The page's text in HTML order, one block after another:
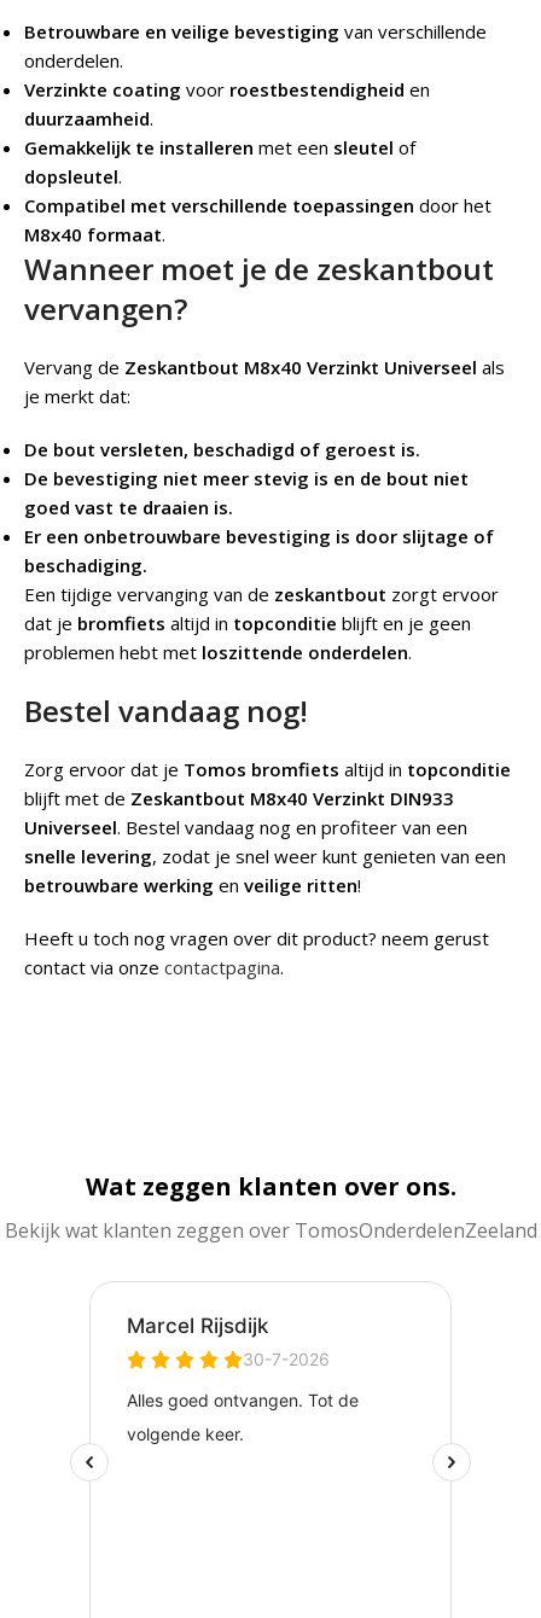
Betrouwbare en veilige bevestiging van verschillende
onderdelen.
Verzinkte coating voor roestbestendigheid en
duurzaamheid.
Gemakkelijk te installeren met een sleutel of
dopsleutel.
Compatibel met verschillende toepassingen door het
M8x40 formaat.
Wanneer moet je de zeskantbout
vervangen?
Vervang de Zeskantbout M8x40 Verzinkt Universeel als
je merkt dat:
De bout versleten, beschadigd of geroest is.
De bevestiging niet meer stevig is en de bout niet
goed vast te draaien is.
Er een onbetrouwbare bevestiging is door slijtage of
beschadiging.
Een tijdige vervanging van de zeskantbout zorgt ervoor
dat je bromfiets altijd in topconditie blijft en je geen
problemen hebt met loszittende onderdelen.
Bestel vandaag nog!
Zorg ervoor dat je Tomos bromfiets altijd in topconditie
blijft met de Zeskantbout M8x40 Verzinkt DIN933
Universeel. Bestel vandaag nog en profiteer van een
snelle levering, zodat je snel weer kunt genieten van een
betrouwbare werking en veilige ritten!
Heeft u toch nog vragen over dit product? neem gerust
contact via onze contactpagina.
Wat zeggen klanten over ons.
Bekijk wat klanten zeggen over TomosOnderdelenZeeland